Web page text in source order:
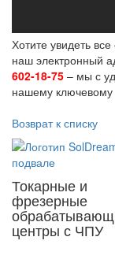
Хотите увидеть
наш электронный
602-18-75 – мы с
нашему ключевому
Возврат к списку
Токарные и
фрезерные
центры с ЧПУ